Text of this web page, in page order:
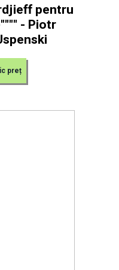
pentru
- Piotr
preț